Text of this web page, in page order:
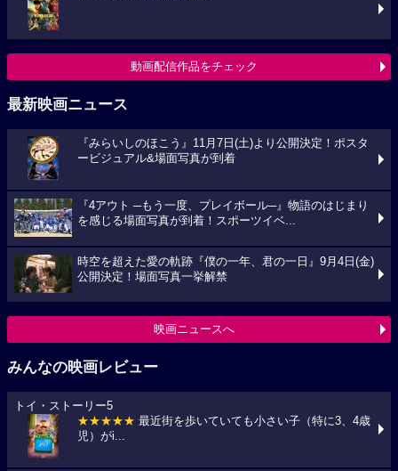
動画配信作品をチェック
最新映画ニュース
『みらいしのほこう』11月7日(土)より公開決定！ポスタ
ービジュアル&場面写真が到着
『4アウト ─もう一度、プレイボール─』物語のはじまり
を感じる場面写真が到着！スポーツイベ...
時空を超えた愛の軌跡『僕の一年、君の一日』9月4日(金)
公開決定！場面写真一挙解禁
映画ニュースへ
みんなの映画レビュー
トイ・ストーリー5
★★★★★ 最近街を歩いていても小さい子（特に3、4歳
児）がi...